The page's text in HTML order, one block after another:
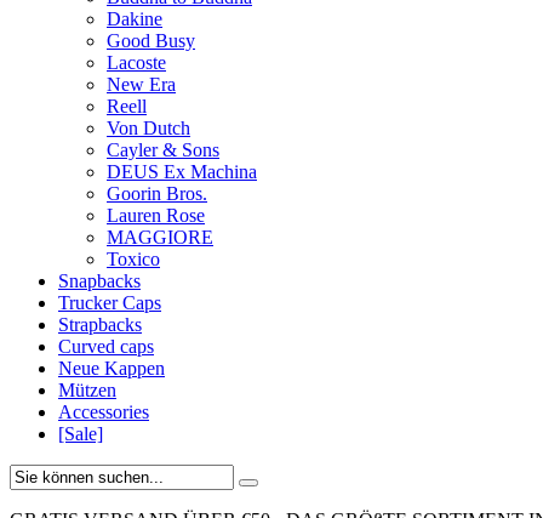
Dakine
Good Busy
Lacoste
New Era
Reell
Von Dutch
Cayler & Sons
DEUS Ex Machina
Goorin Bros.
Lauren Rose
MAGGIORE
Toxico
Snapbacks
Trucker Caps
Strapbacks
Curved caps
Neue Kappen
Mützen
Accessories
[Sale]